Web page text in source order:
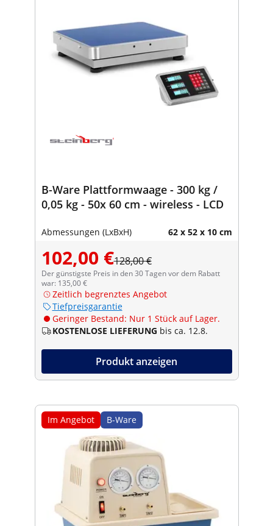
B-Ware Plattformwaage - 300 kg /
0,05 kg - 50x 60 cm - wireless - LCD
Abmessungen (LxBxH) 62 x 52 x 10 cm
102,00 €128,00 €
Der günstigste Preis in den 30 Tagen vor dem Rabatt
war: 135,00 €
Zeitlich begrenztes Angebot
Tiefpreisgarantie
Geringer Bestand: Nur 1 Stück auf Lager.
KOSTENLOSE LIEFERUNG bis ca. 12.8.
Produkt anzeigen
Im Angebot B-Ware